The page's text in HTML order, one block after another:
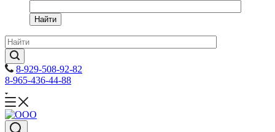
Найти
8-929-508-92-82
8-965-436-44-88